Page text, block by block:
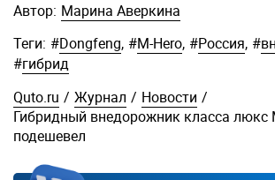
Автор: Марина Аверкина
Теги: #Dongfeng, #M-Hero, #Россия, #
#гибрид
Quto.ru / Журнал / Новости /
Гибридный внедорожник класса люкс
подешевел